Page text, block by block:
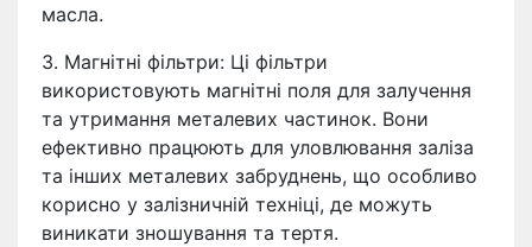
масла.
3. Магнітні фільтри: Ці фільтри
використовують магнітні поля для залучення
та утримання металевих частинок. Вони
ефективно працюють для уловлювання заліза
та інших металевих забруднень, що особливо
корисно у залізничній техніці, де можуть
виникати зношування та тертя.